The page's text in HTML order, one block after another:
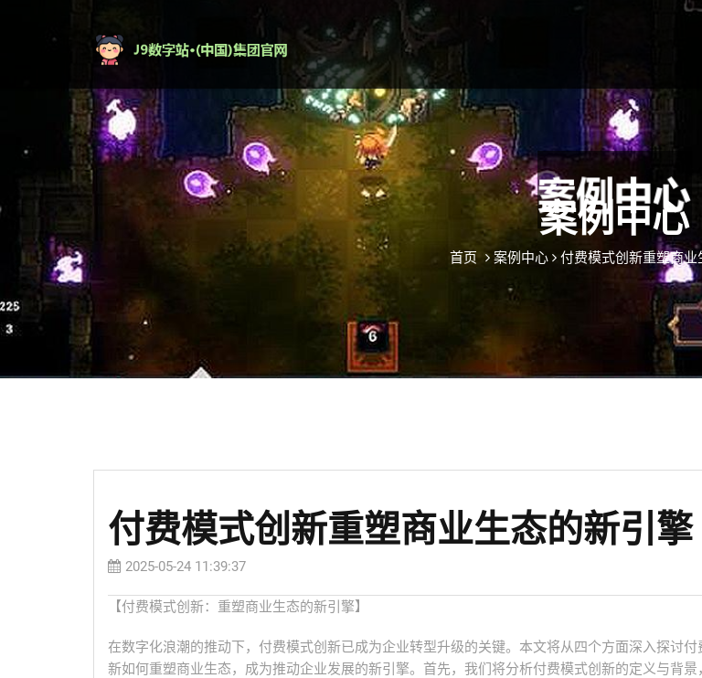
案例中心
首页 案例中心 付费模式创新重塑商业
付费模式创新重塑商业生态的新引擎
2025-05-24 11:39:37
【付费模式创新：重塑商业生态的新引擎】
在数字化浪潮的推动下，付费模式创新已成为企业转型升级的关键。本文将从四个方面深入探讨付
新如何重塑商业生态，成为推动企业发展的新引擎。首先，我们将分析付费模式创新的定义与背景